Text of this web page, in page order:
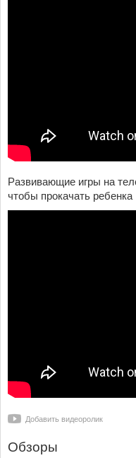
Развивающие игры на
чтобы прокачать ребенка
Добавить видеоролик
Обзоры